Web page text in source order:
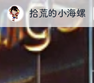
拾荒的小海螺